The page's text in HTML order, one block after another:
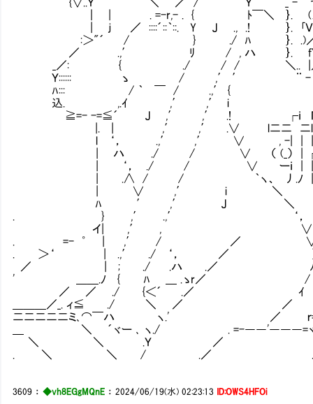
｜ | . =-r,- . { ﾄ￣＼ ｝. (乂
| ｊ ／ ::::´::｀::. Y J ., .! ｝. ｢Ｖ )｢
:＞"´ / } ./ ﾊ ｝. .)／ .)
／ .,′ ﾘ / , ハ ｝. fＹ´
_／: { ./ / / ＼.. |／
Ｙ:::::: ゝ / ,′ ′ ¨ -
ﾊ::: / ｀ ￣ / .,′ {
込. ,.ｲ ,′ ,′ i
≧=- -=≦´ J ,′ ,′ .! ┌ｉ Γ
|. | ,′ ,′ .∨ l二二 二l
l ‘， .,′ ,′ ∨ , -| |
| ハ ./ / ∨ （ (_） |
| ‘， ./ / ∨ ーｉ | | ﾚ'Ｖ
| .∧ / / ｀ヽ、 丿.ﾉ |__ﾊ
| ∨ ,′ i ＼
ﾊ ′ ,′ J ＼
. } ,′ .,′ ‘，
イ| ,′ , ∨
. =- ゜ | ,′ / ／
. ＞‘ | .,′ ./ ‘， ／
／ | ; ./ .ハ .／
' ＿＿.ﾉ { ﾊ ＿ .ゝr／ /
／ ／ ./ {＜´ .／ ｲ
＿＿＿／_. ィ≦ ./ ＼ ／ ／
二二二二二ミ､⌒￣ハ ヽ.' ／ ｒ
＿ ＼ ´ヾー ､ ヽ./ . =-――'―――=
＼ ＼ .Ｙ ／
. ＼ ＼ / .／ .
3609 ：◆vh8EGgMQnE ：2024/06/19(水) 02:23:13 ID:OWS4HFOi